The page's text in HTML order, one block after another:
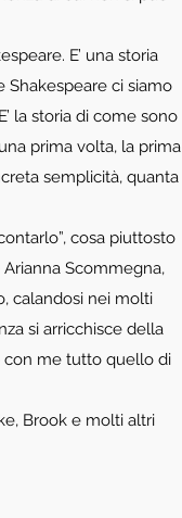
E’ una storia
Shakespeare ci siamo
la storia di come sono
prima volta, la prima
semplicità, quanta
cosa piuttosto
Scommegna,
calandosi nei molti
si arricchisce della
con me tutto quello di
Brook e molti altri